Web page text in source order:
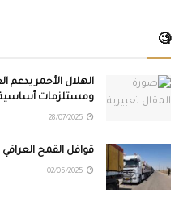
🧐
الهلال الأحمر يدعم
ومستلزمات
قوافل القمح